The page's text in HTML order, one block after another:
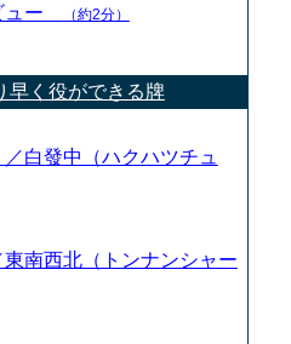
ュー （約2分）
早く役ができる牌
白發中（ハクハツチュ
南西北（トンナンシャー